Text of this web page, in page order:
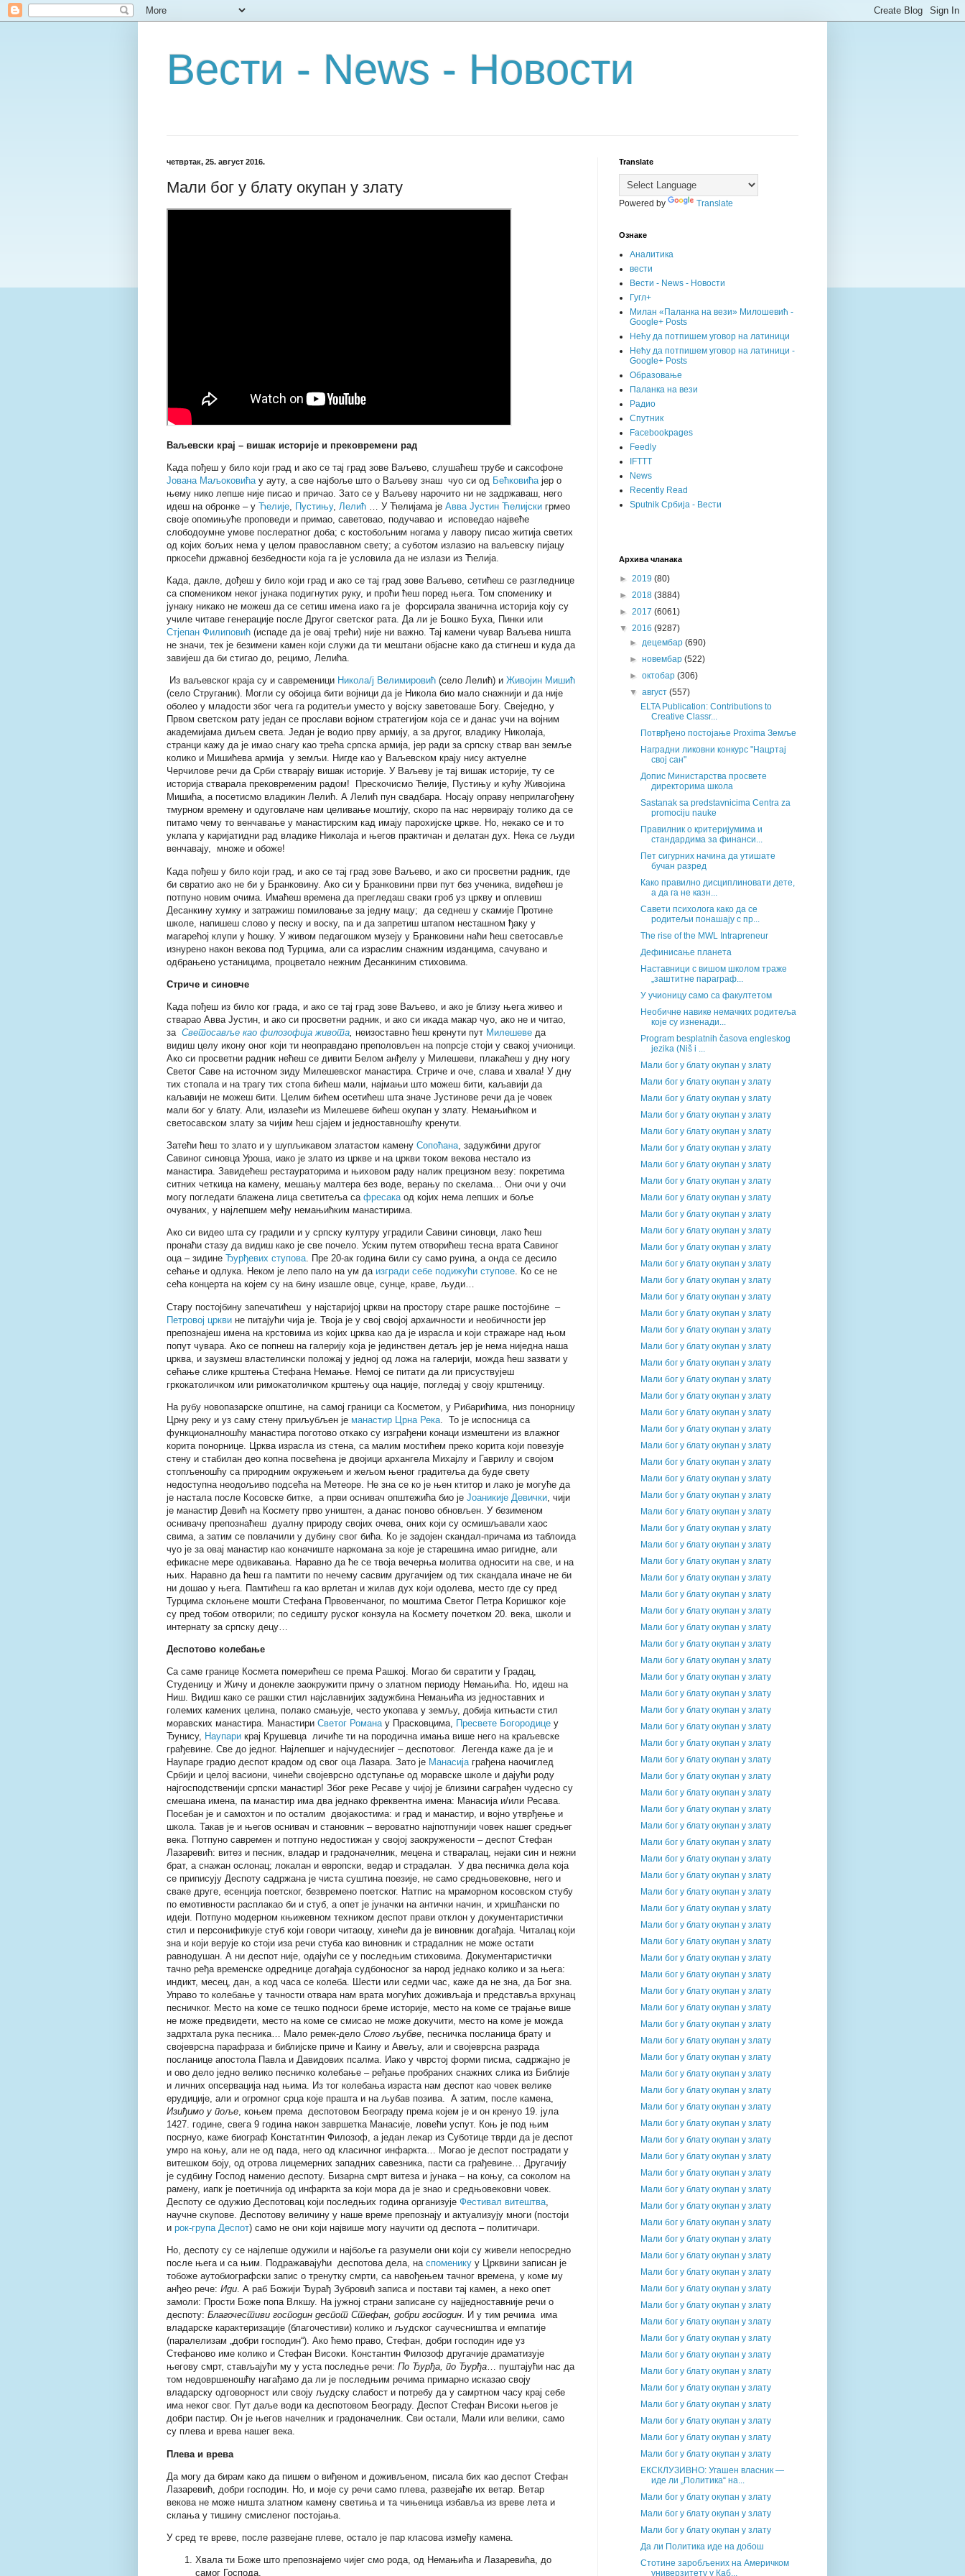
Вести - News - Новости
четвртак, 25. август 2016.
Мали бог у блату окупан у злату
Ваљевски крај – вишак историје и прековремени рад
Када пођеш у било који град и ако се тај град зове Ваљево, слушаћеш трубе и саксофоне
Јована Маљоковићау ауту, а све најбоље што о Ваљеву знаш чуо си од Бећковићајер о
њему нико лепше није писао и причао. Зато се у Ваљеву нарочито ни не задржаваш, него
идеш на обронке – у Ћелије, Пустињу, Лелић … У Ћелијама је Авва Јустин Ћелијски грмео
своје опомињуће проповеди и примао, саветовао, подучавао и исповедао највеће
слободоумне умове послератног доба; с костобољним ногама у лавору писао житија светих
од којих бољих нема у целом православном свету; а суботом излазио на ваљевску пијацу
пркосећи државној безбедности која га је условила да не излази из Ћелија.
Када, дакле, дођеш у било који град и ако се тај град зове Ваљево, сетићеш се разгледнице
са спомеником неког јунака подигнутих руку, и проћи ћеш поред њега. Том споменику и
јунаку никако не можеш да се сетиш имена иако га је форсирала званична историја коју су
училе читаве генерације после Другог светског рата. Да ли је Бошко Буха, Пинки или
Стјепан Филиповић (испаде да је овај трећи) није ни важно. Тај камени чувар Ваљева ништа
не значи, тек је безимени камен који служи да ти мештани објасне како да стигнеш и куда да
завијеш да би стигао до, рецимо, Лелића.
Из ваљевског краја су и савременици Никола/ј Велимировић (село Лелић) и Живојин Мишић
(село Струганик). Могли су обојица бити војници да је Никола био мало снажнији и да није
оболео у младости због чега га родитељи уместо у војску заветоваше Богу. Свеједно, у
Првом светском рату један се прослави војном стратегијом која се и данас учи на војним
академијама диљем света. Један је водио прву армију, а за другог, владику Николаја,
странци кажу да је имао снагу као трећа српска армија, јер ради за српску ствар ван земље
колико и Мишићева армија у земљи. Нигде као у Ваљевском крају нису актуелне
Черчилове речи да Срби стварају вишак историје. У Ваљеву је тај вишак историје, ту се
историја стварала прековременим радом! Прескочисмо Ћелије, Пустињу и кућу Живојина
Мишића, а посетисмо владикин Лелић. А Лелић пун свадбара. Носају оправу неприлагођену
тмурном времену и одуговлаче нам целивање моштију, скоро па нас нервирају толико да се
питамо чему то венчавање у манастирским кад имају парохијске цркве. Но, некако се и то
уклапа у каријатидни рад владике Николаја и његов практичан и делатан дух. Нека се људи
венчавају, множе и обоже!
Када пођеш у било који град, и ако се тај град зове Ваљево, и ако си просветни радник, где
би свратио ако не би у Бранковину. Ако си у Бранковини први пут без ученика, видећеш је
потпуно новим очима. Имаћеш времена да прегледаш сваки гроб уз цркву и оплевиш
Десанкину хумку и затражиш помиловање за једну мацу; да седнеш у скамије Протине
школе, напишеш слово у песку и воску, па и да запретиш штапом несташном ђаку у
магарећој клупи у ћошку. У живом педагошком музеју у Бранковини наћи ћеш светосавље
изнурено након векова под Турцима, али са израслим снажним изданцима, сачувано и
одбрањено устаницима, процветало нежним Десанкиним стиховима.
Стриче и синовче
Када пођеш из било ког града, и ако се тај град зове Ваљево, и ако је близу њега живео и
стварао Авва Јустин, и ако си просветни радник, и ако си икада макар чуо, ако не и читао,
за Светосавље као филозофија живота, неизоставно ћеш кренути пут Милешеве да
видиш целу икону оног који ти неоправдано преполовљен на попрсје стоји у свакој учионици.
Ако си просветни радник нећеш се дивити Белом анђелу у Милешеви, плакаћеш у дну ногу
Светог Саве на источном зиду Милешевског манастира. Стриче и оче, слава и хвала! У дну
тих стопала и на трагу тих стопа бићеш мали, најмањи што можеш бити, каљавији да
каљавији не можеш бити. Целим бићем осетићеш шта значе Јустинове речи да је човек
мали бог у блату. Али, излазећи из Милешеве бићеш окупан у злату. Немањићком и
светосавском злату за чијим ћеш сјајем и једноставношћу кренути.
Затећи ћеш то злато и у шупљикавом златастом камену Сопоћана, задужбини другог
Савиног синовца Уроша, иако је злато из цркве и на цркви током векова нестало из
манастира. Завидећеш рестаураторима и њиховом раду налик прецизном везу: покретима
ситних четкица на камену, мешању малтера без воде, верању по скелама… Они очи у очи
могу погледати блажена лица светитеља са фресакаод којих нема лепших и боље
очуваних, у најлепшем међу немањићким манастирима.
Ако си видео шта су градили и у српску културу уградили Савини синовци, лако ћеш
пронаћи стазу да видиш како је све почело. Уским путем отворићеш тесна врата Савиног
оца – зидине Ђурђевих ступова. Пре 20-ак година били су само руина, а онда се десило
сећање и одлука. Неком је лепо пало на ум да изгради себе подижући ступове. Ко се не
сећа концерта на којем су на бину изашле овце, сунце, краве, људи…
Стару постојбину запечатићеш у најстаријој цркви на простору старе рашке постојбине –
Петровој цркви не питајући чија је. Твоја је у свој својој архаичности и необичности јер
препознајеш имена на крстовима из којих црква као да је израсла и који стражаре над њом
попут чувара. Ако се попнеш на галерију која је јединствен детаљ јер је нема ниједна наша
црква, и заузмеш властелински положај у једној од ложа на галерији, можда ћеш зазвати у
сећање слике крштења Стефана Немање. Немој се питати да ли присуствујеш
гркокатоличком или римокатоличком крштењу оца нације, погледај у своју крштеницу.
На рубу новопазарске општине, на самој граници са Косметом, у Рибарићима, низ понорницу
Црну реку и уз саму стену приљубљен је манастир Црна Река . То је испосница са
функционалношћу манастира поготово откако су изграђени конаци измештени из влажног
корита понорнице. Црква израсла из стена, са малим мостићем преко корита који повезује
стену и стабилан део копна посвећена је двојици архангела Михајлу и Гаврилу и својом
стопљеношћу са природним окружењем и жељом њеног градитеља да буде свету
недоступна неодољиво подсећа на Метеоре. Не зна се ко је њен ктитор и лако је могуће да
је настала после Косовске битке, а први оснивач општежића био је Јоаникије Девички , чији
је манастир Девић на Космету прво уништен, а данас поново обновљен. У безименом
оснивачу препознаћеш дуалну природу својих очева, оних који су осмишљавали хаос
свима, а затим се повлачили у дубину свог бића. Ко је задојен скандал-причама из таблоида
чуо је за овај манастир као коначиште наркомана за које је старешина имао ригидне, али
ефикасне мере одвикавања. Наравно да ће се твоја вечерња молитва односити на све, и на
њих. Наравно да ћеш га памтити по нечему сасвим другачијем од тих скандала иначе не би
ни дошао у њега. Памтићеш га као врлетан и жилав дух који одолева, место где су пред
Турцима склоњене мошти Стефана Првовенчаног, по моштима Светог Петра Коришког које
су пред тобом отворили; по седишту руског конзула на Космету почетком 20. века, школи и
интернату за српску децу…
Деспотово колебање
Са саме границе Космета померићеш се према Рашкој. Могао би свратити у Градац,
Студеницу и Жичу и донекле заокружити причу о златном периоду Немањића. Но, идеш на
Ниш. Видиш како се рашки стил најславнијих задужбина Немањића из једноставних и
големих камених целина, полако смањује, често укопава у земљу, добија китњасти стил
моравских манастира. Манастири Светог Романау Прасковцима, Пресвете Богородице у
Ђунису, Наупари крај Крушевца личиће ти на породична имања више него на краљевске
грађевине. Све до једног. Најлепшег и најчудеснијег – деспотовог. Легенда каже да је и
Наупаре градио деспот крадом од свог оца Лазара. Зато је Манасијаграђена наочиглед
Србији и целој васиони, чинећи својеврсно одступање од моравске школе и дајући роду
најгосподственији српски манастир! Због реке Ресаве у чијој је близини саграђен чудесно су
смешана имена, па манастир има два једнако фреквентна имена: Манасија и/или Ресава.
Посебан је и самохтон и по осталим двојакостима: и град и манастир, и војно утврђење и
школа. Такав је и његов оснивач и становник – вероватно најпотпунији човек нашег средњег
века. Потпуно савремен и потпуно недостижан у својој заокружености – деспот Стефан
Лазаревић: витез и песник, владар и градоначелник, мецена и стваралац, нејаки син и нежни
брат, а снажан ослонац; локалан и европски, ведар и страдалан. У два песничка дела која
се приписују Деспоту садржана је чиста суштина поезије, не само средњовековне, него и
сваке друге, есенција поетског, безвремено поетског. Натпис на мраморном косовском стубу
по емотивности расплакао би и стуб, а опет је јуначки на антички начин, и хришћански по
идеји. Потпуно модерном књижевном техником деспот прави отклон у документаристички
стил и персонификује стуб који говори читаоцу, хинећи да је виновник догађаја. Читалац који
зна и који верује ко стоји иза речи стуба као виновник и страдалник не може остати
равнодушан. А ни деспот није, одајући се у последњим стиховима. Документаристички
тачно ређа временске одреднице догађаја судбоносног за народ једнако колико и за њега:
индикт, месец, дан, а код часа се колеба. Шести или седми час, каже да не зна, да Бог зна.
Управо то колебање у тачности отвара нам врата могућих доживљаја и представља врхунац
песничког. Место на коме се тешко подноси бреме историје, место на коме се трајање више
не може предвидети, место на коме се смисао не може докучити, место на коме је можда
задрхтала рука песника… Мало ремек-дело Слово љубве, песничка посланица брату и
својеврсна парафраза и библијске приче и Каину и Авељу, али и својеврсна разрада
посланице апостола Павла и Давидових псалма. Иако у чврстој форми писма, садржајно је
и ово дело једно велико песничко колебање – ређање пробраних снажних слика из Библије
и личних опсервација над њима. Из тог колебања израста нам деспот као човек велике
ерудиције, али и огромног срца које прашта и на љубав позива. А затим, после камена,
Изиђимо у поље, коњем према деспотовом Београду према којем је и он кренуо 19. јула
1427. године, свега 9 година након завршетка Манасије, ловећи успут. Коњ је под њим
посрнуо, каже биограф Констатнтин Филозоф, а један лекар из Суботице тврди да је деспот
умро на коњу, али не од пада, него од класичног инфаркта… Могао је деспот пострадати у
витешком боју, од отрова лицемерних западних савезника, пасти са грађевине… Другачију
је судбину Господ наменио деспоту. Бизарна смрт витеза и јунака – на коњу, са соколом на
рамену, иапк је поетичнија од инфаркта за који мора да је знао и средњовековни човек.
Деспоту се одужио Деспотовац који последњих година организује Фестивал витештва,
научне скупове. Деспотову величину у наше време препознају и актуализују многи (постоји
и рок-група Деспот) само не они који највише могу научити од деспота – политичари.
Но, деспоту су се најлепше одужили и најбоље га разумели они који су живели непосредно
после њега и са њим. Подражавајући деспотова дела, на споменику у Црквини записан је
тобоже аутобиографски запис о тренутку смрти, са навођењем тачног времена, у коме му
анђео рече: Иди. А раб Божији Ђурађ Зубровић записа и постави тај камен, а неко опет
замоли: Прости Боже попа Влкшу. На јужној страни записане су најједноставније речи о
деспоту: Благочестиви господин деспот Стефан, добри господин. И у тим речима има
владарске карактеризације (благочестиви) колико и људског саучесништва и емпатије
(паралелизам „добри господин“). Ако ћемо право, Стефан, добри господин иде уз
Стефаново име колико и Стефан Високи. Константин Филозоф другачије драматизује
његову смрт, стављајући му у уста последње речи: По Ђурђа, по Ђурђа… пуштајући нас да
том недовршеношћу нагађамо да ли је последњим речима примарно исказао своју
владарску одговорност или своју људску слабост и потребу да у самртном часу крај себе
има неког свог. Пут даље води ка деспотовом Београду. Деспот Стефан Високи његов је
добри пастир. Он је његов начелник и градоначелник. Сви остали, Мали или велики, само
су плева и врева нашег века.
Плева и врева
Да могу да бирам како да пишем о виђеном и доживљеном, писала бих као деспот Стефан
Лазаревић, добри господин. Но, и моје су речи само плева, развејаће их ветар. Ветар
векова не може ништа златном камену светиња и та чињеница избавља из вреве лета и
склања у тишину смисленог постојања.
У сред те вреве, после развејане плеве, остало је пар класова између камена.
Хвала ти Боже што препознајемо чијег смо рода, од Немањића и Лазаревића, до
самог Господа.
Translate
Powered by Translate
Ознаке
Аналитика
вести
Вести - News - Новости
Гугл+
Милан «Паланка на вези» Милошевић -
Google+ Posts
Нећу да потпишем уговор на латиници
Нећу да потпишем уговор на латиници -
Google+ Posts
Образовање
Паланка на вези
Радио
Спутник
Facebookpages
Feedly
IFTTT
News
Recently Read
Sputnik Србија - Вести
Архива чланака
► 2019 (80)
► 2018 (3884)
► 2017 (6061)
▼ 2016 (9287)
►децембар(690)
►новембар(522)
►октобар(306)
▼август(557)
ELTA Publication: Contributions to
Creative Classr...
Потврђено постојање Proxima Земље
Наградни ликовни конкурс "Нацртај
свој сан"
Допис Министарства просвете
директорима школа
Sastanak sa predstavnicima Centra za
promociju nauke
Правилник о критеријумима и
стандардима за финанси...
Пет сигурних начина да утишате
бучан разред
Како правилно дисциплиновати дете,
а да га не казн...
Савети психолога како да се
родитељи понашају с пр...
The rise of the MWL Intrapreneur
Дефинисање планета
Наставници с вишом школом траже
„заштитне параграф...
У учионицу само са факултетом
Необичне навике немачких родитеља
које су изненади...
Program besplatnih časova engleskog
jezika (Niš i ...
Мали бог у блату окупан у злату
Мали бог у блату окупан у злату
Мали бог у блату окупан у злату
Мали бог у блату окупан у злату
Мали бог у блату окупан у злату
Мали бог у блату окупан у злату
Мали бог у блату окупан у злату
Мали бог у блату окупан у злату
Мали бог у блату окупан у злату
Мали бог у блату окупан у злату
Мали бог у блату окупан у злату
Мали бог у блату окупан у злату
Мали бог у блату окупан у злату
Мали бог у блату окупан у злату
Мали бог у блату окупан у злату
Мали бог у блату окупан у злату
Мали бог у блату окупан у злату
Мали бог у блату окупан у злату
Мали бог у блату окупан у злату
Мали бог у блату окупан у злату
Мали бог у блату окупан у злату
Мали бог у блату окупан у злату
Мали бог у блату окупан у злату
Мали бог у блату окупан у злату
Мали бог у блату окупан у злату
Мали бог у блату окупан у злату
Мали бог у блату окупан у злату
Мали бог у блату окупан у злату
Мали бог у блату окупан у злату
Мали бог у блату окупан у злату
Мали бог у блату окупан у злату
Мали бог у блату окупан у злату
Мали бог у блату окупан у злату
Мали бог у блату окупан у злату
Мали бог у блату окупан у злату
Мали бог у блату окупан у злату
Мали бог у блату окупан у злату
Мали бог у блату окупан у злату
Мали бог у блату окупан у злату
Мали бог у блату окупан у злату
Мали бог у блату окупан у злату
Мали бог у блату окупан у злату
Мали бог у блату окупан у злату
Мали бог у блату окупан у злату
Мали бог у блату окупан у злату
Мали бог у блату окупан у злату
Мали бог у блату окупан у злату
Мали бог у блату окупан у злату
Мали бог у блату окупан у злату
Мали бог у блату окупан у злату
Мали бог у блату окупан у злату
Мали бог у блату окупан у злату
Мали бог у блату окупан у злату
Мали бог у блату окупан у злату
Мали бог у блату окупан у злату
Мали бог у блату окупан у злату
Мали бог у блату окупан у злату
Мали бог у блату окупан у злату
Мали бог у блату окупан у злату
Мали бог у блату окупан у злату
Мали бог у блату окупан у злату
Мали бог у блату окупан у злату
Мали бог у блату окупан у злату
Мали бог у блату окупан у злату
Мали бог у блату окупан у злату
Мали бог у блату окупан у злату
Мали бог у блату окупан у злату
Мали бог у блату окупан у злату
Мали бог у блату окупан у злату
Мали бог у блату окупан у злату
Мали бог у блату окупан у злату
Мали бог у блату окупан у злату
Мали бог у блату окупан у злату
Мали бог у блату окупан у злату
Мали бог у блату окупан у злату
Мали бог у блату окупан у злату
Мали бог у блату окупан у злату
Мали бог у блату окупан у злату
Мали бог у блату окупан у злату
Мали бог у блату окупан у злату
Мали бог у блату окупан у злату
Мали бог у блату окупан у злату
Мали бог у блату окупан у злату
Мали бог у блату окупан у злату
Мали бог у блату окупан у злату
ЕКСКЛУЗИВНО: Угашен власник —
иде ли „Политика“ на...
Мали бог у блату окупан у злату
Мали бог у блату окупан у злату
Мали бог у блату окупан у злату
Да ли Политика иде на добош
Стотине заробљених на Америчком
универзитету у Каб...